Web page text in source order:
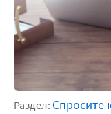
Раздел: Спросите